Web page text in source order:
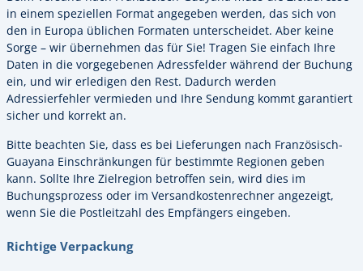
in einem speziellen Format angegeben werden, das sich von
den in Europa üblichen Formaten unterscheidet. Aber keine
Sorge – wir übernehmen das für Sie! Tragen Sie einfach Ihre
Daten in die vorgegebenen Adressfelder während der Buchung
ein, und wir erledigen den Rest. Dadurch werden
Adressierfehler vermieden und Ihre Sendung kommt garantiert
sicher und korrekt an.
Bitte beachten Sie, dass es bei Lieferungen nach Französisch-
Guayana Einschränkungen für bestimmte Regionen geben
kann. Sollte Ihre Zielregion betroffen sein, wird dies im
Buchungsprozess oder im Versandkostenrechner angezeigt,
wenn Sie die Postleitzahl des Empfängers eingeben.
Richtige Verpackung